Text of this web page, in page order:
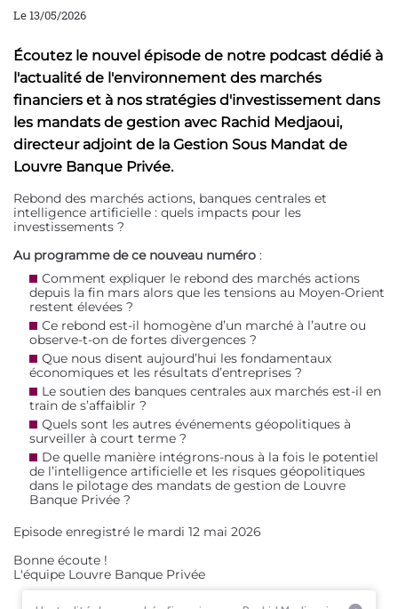
Le 13/05/2026
Écoutez le nouvel épisode de notre podcast dédié à
l'actualité de l'environnement des marchés
financiers et à nos stratégies d'investissement dans
les mandats de gestion avec Rachid Medjaoui,
directeur adjoint de la Gestion Sous Mandat de
Louvre Banque Privée.
Rebond des marchés actions, banques centrales et
intelligence artificielle : quels impacts pour les
investissements ?
Au programme de ce nouveau numéro :
Comment expliquer le rebond des marchés actions
depuis la fin mars alors que les tensions au Moyen-Orient
restent élevées ?
Ce rebond est-il homogène d’un marché à l’autre ou
observe-t-on de fortes divergences ?
Que nous disent aujourd’hui les fondamentaux
économiques et les résultats d’entreprises ?
Le soutien des banques centrales aux marchés est-il en
train de s’affaiblir ?
Quels sont les autres événements géopolitiques à
surveiller à court terme ?
De quelle manière intégrons-nous à la fois le potentiel
de l’intelligence artificielle et les risques géopolitiques
dans le pilotage des mandats de gestion de Louvre
Banque Privée ?
Episode enregistré le mardi 12 mai 2026
Bonne écoute !
L'équipe Louvre Banque Privée